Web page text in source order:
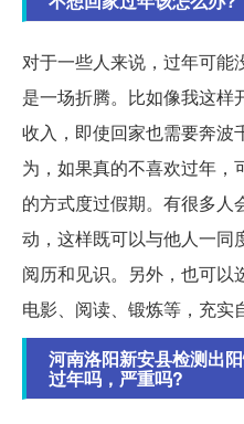
对于一些人来说，过年可能
是一场折腾。比如像我这样
收入，即使回家也需要奔波
为，如果真的不喜欢过年，
的方式度过假期。有很多人
动，这样既可以与他人一同
阅历和见识。另外，也可以
电影、阅读、锻炼等，充实
河南洛阳新安县检测出
过年吗，严重吗?